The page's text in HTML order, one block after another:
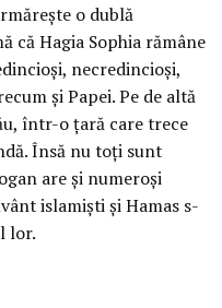
o dublă
că Hagia Sophia rămâne
necredincioși,
și Papei. Pe de altă
într-o țară care trece
Însă nu toți sunt
are și numeroși
islamiști și Hamas s-
lor.